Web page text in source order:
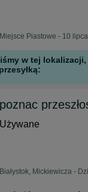
Miejsce Piastowe - 10
w tej
poznac
Używane
Białystok, Mickiewicza -